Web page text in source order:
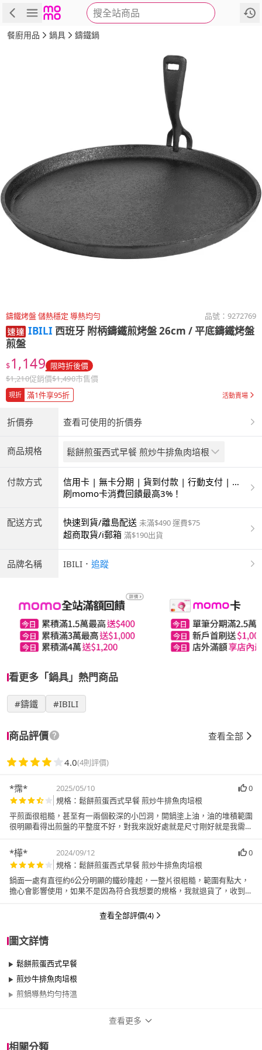
搜全站商品
商品 評價 詳情
餐廚用品 鍋具 鑄鐵鍋
鑄鐵烤盤 儲熱穩定 導熱均勻 品號： 9272769
IBILI 西班牙 附柄鑄鐵煎烤盤 26cm / 平底鑄鐵烤盤
煎盤
$1,149 限時折後價
$1,210促銷價$1,490市售價
現折 滿1件享95折 活動賣場
折價券 查看可使用的折價券
商品規格 鬆餅煎蛋西式早餐 煎炒牛排魚肉培根
付款方式
信用卡 | 無卡分期 | 貨到付款 | 行動支付 | 超
商付款 | ATM | 銀聯卡
刷momo卡消費回饋最高3%！
配送方式 快速到貨/離島配送 未滿$490 運費$75
超商取貨/i郵箱 滿$190出貨
品牌名稱 IBILI ． 追蹤
看更多「鍋具」熱門商品
#鑄鐵 #IBILI
商品評價 查看全部
4.0(4則評價)
*霈* 2025/05/10
0
規格：鬆餅煎蛋西式早餐 煎炒牛排魚肉培根
平煎面很粗糙，甚至有一兩個較深的小凹洞，開鍋塗上油，油的堆積範圍
很明顯看得出煎盤的平整度不好，對我來說好處就是尺寸剛好就是我需要
*樺* 2024/09/12
0
規格：鬆餅煎蛋西式早餐 煎炒牛排魚肉培根
鍋面一處有直徑約6公分明顯的鐵砂隆起，一整片很粗糙，範圍有點大，
擔心會影響使用，如果不是因為符合我想要的規格，我就退貨了，收到這
查看全部評價(4)
圖文詳情
鬆餅煎蛋西式早餐
煎炒牛排魚肉培根
煎鍋導熱均勻持溫
查看更多
相關分類